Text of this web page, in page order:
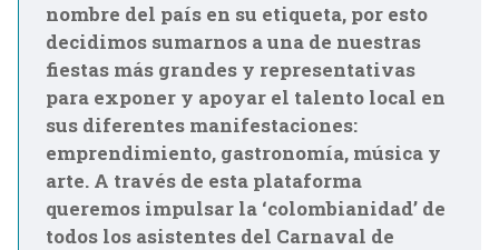
nombre del país en su etiqueta, por esto
decidimos sumarnos a una de nuestras
fiestas más grandes y representativas
para exponer y apoyar el talento local en
sus diferentes manifestaciones:
emprendimiento, gastronomía, música y
arte. A través de esta plataforma
queremos impulsar la ‘colombianidad’ de
todos los asistentes del Carnaval de